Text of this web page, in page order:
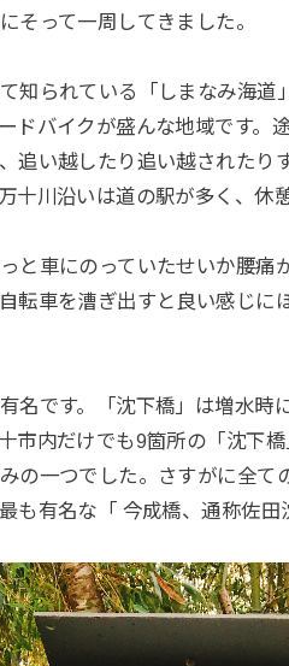
そって一周してきました。
知られている「しまなみ海道
ドバイクが盛んな地域です。
追い越したり追い越されたり
十川沿いは道の駅が多く、休
と車にのっていたせいか腰痛
転車を漕ぎ出すと良い感じに
名です。「沈下橋」は増水時
市内だけでも9箇所の「沈下
の一つでした。さすがに全て
も有名な「 今成橋、通称佐田